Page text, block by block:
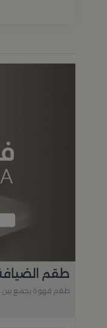
طقم
طقم قهوة يجمع بين